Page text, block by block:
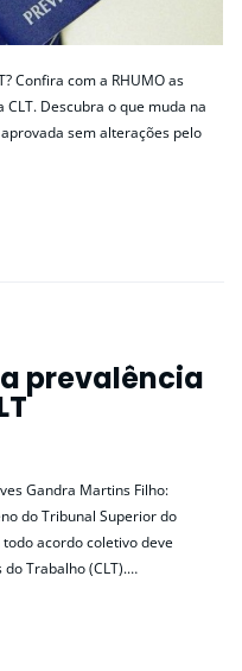
Confira com a RHUMO as
Descubra o que muda na
sem alterações pelo
prevalência
Gandra Martins Filho:
do Tribunal Superior do
acordo coletivo deve
Trabalho (CLT).…